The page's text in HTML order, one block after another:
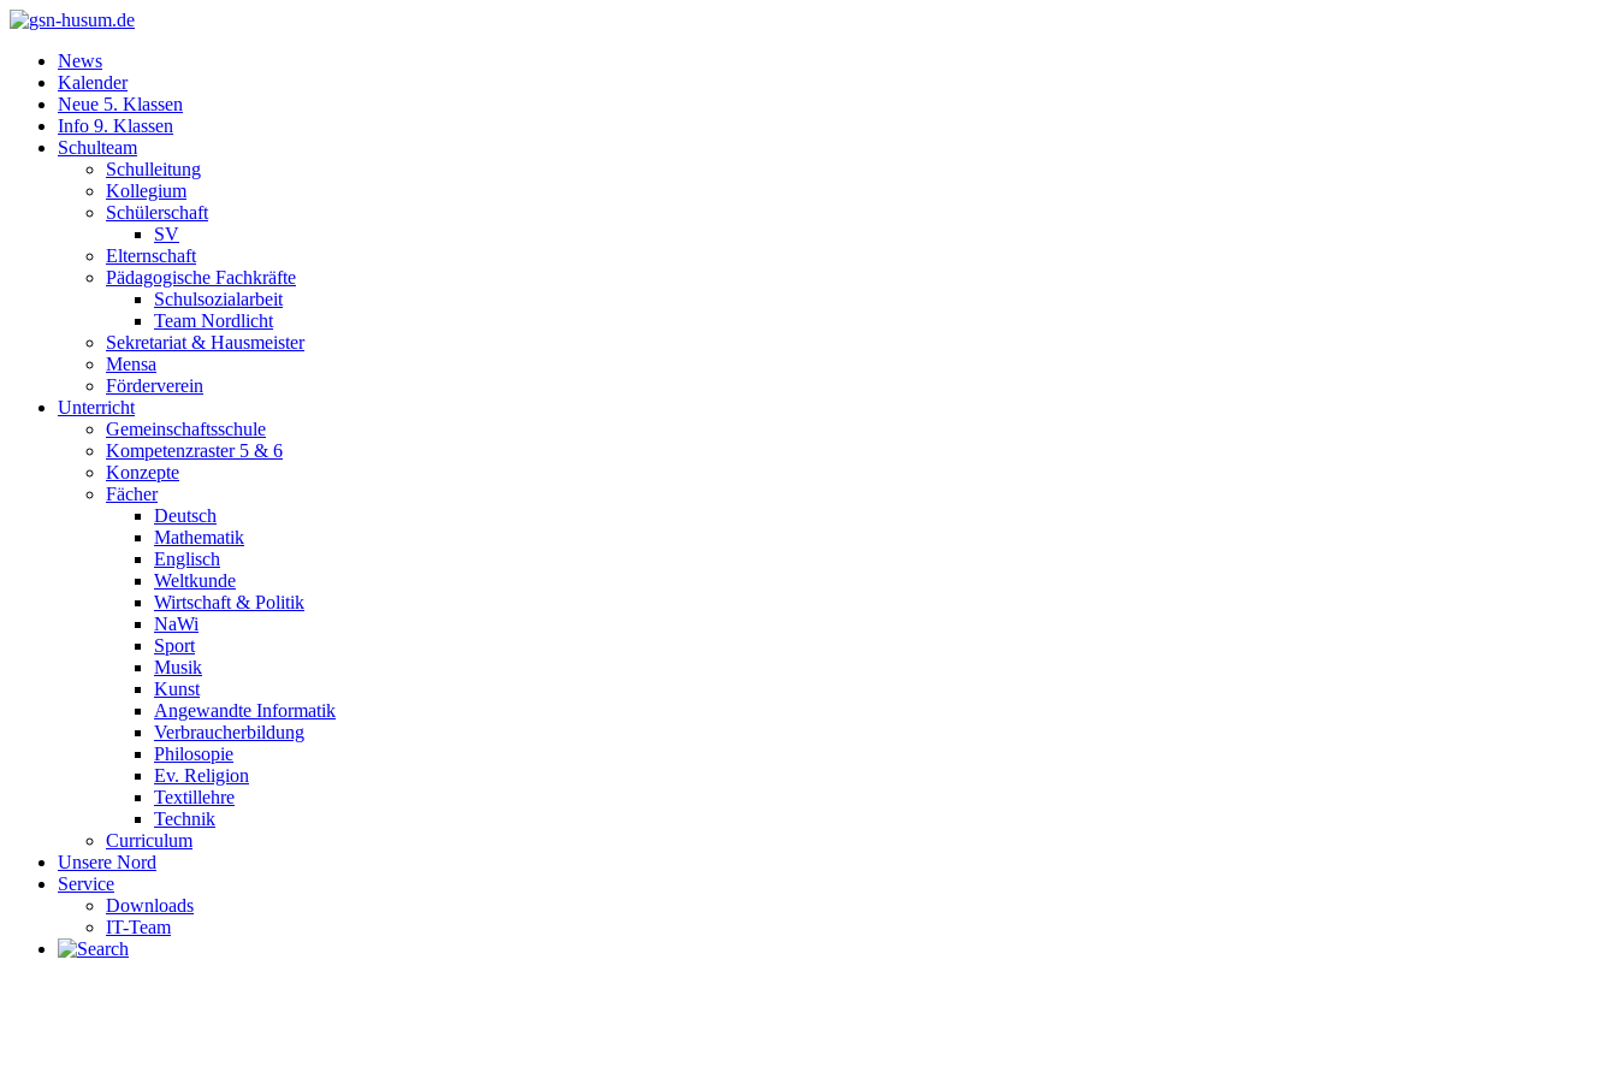
News
Kalender
Neue 5. Klassen
Info 9. Klassen
Schulteam
Schulleitung
Kollegium
Schülerschaft
SV
Elternschaft
Pädagogische Fachkräfte
Schulsozialarbeit
Team Nordlicht
Sekretariat & Hausmeister
Mensa
Förderverein
Unterricht
Gemeinschaftsschule
Kompetenzraster 5 & 6
Konzepte
Fächer
Deutsch
Mathematik
Englisch
Weltkunde
Wirtschaft & Politik
NaWi
Sport
Musik
Kunst
Angewandte Informatik
Verbraucherbildung
Philosopie
Ev. Religion
Textillehre
Technik
Curriculum
Unsere Nord
Service
Downloads
IT-Team